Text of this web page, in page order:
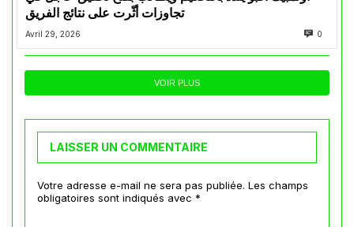
تجاوزات أثّرت على نتائج الفريق
Avril 29, 2026 0
VOIR PLUS
LAISSER UN COMMENTAIRE
Votre adresse e-mail ne sera pas publiée. Les champs
obligatoires sont indiqués avec *